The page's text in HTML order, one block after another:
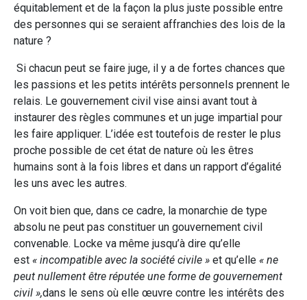
équitablement et de la façon la plus juste possible entre
des personnes qui se seraient affranchies des lois de la
nature ?
Si chacun peut se faire juge, il y a de fortes chances que
les passions et les petits intérêts personnels prennent le
relais. Le gouvernement civil vise ainsi avant tout à
instaurer des règles communes et un juge impartial pour
les faire appliquer. L’idée est toutefois de rester le plus
proche possible de cet état de nature où les êtres
humains sont à la fois libres et dans un rapport d’égalité
les uns avec les autres.
On voit bien que, dans ce cadre, la monarchie de type
absolu ne peut pas constituer un gouvernement civil
convenable. Locke va même jusqu’à dire qu’elle
est « incompatible avec la société civile » et qu’elle « ne
peut nullement être réputée une forme de gouvernement
civil »,dans le sens où elle œuvre contre les intérêts des